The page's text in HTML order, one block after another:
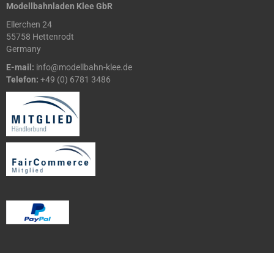
Modellbahnladen Klee GbR
Ellerchen 24
55758 Hettenrodt
Germany
E-mail: info@modellbahn-klee.de
Telefon: +49 (0) 6781 3486